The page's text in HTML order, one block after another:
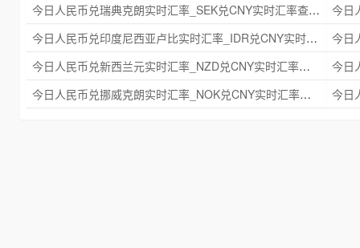
今日人民币兑瑞典克朗实时汇率_SEK兑CNY实时汇率查询 2025年09月21日
今日人民币兑印度尼西亚卢比实时汇率_IDR兑CNY实时汇率查询 2025年09月21日
今日人民币兑新西兰元实时汇率_NZD兑CNY实时汇率查询 2025年09月21日
今日人民币兑挪威克朗实时汇率_NOK兑CNY实时汇率查询 2025年09月21日